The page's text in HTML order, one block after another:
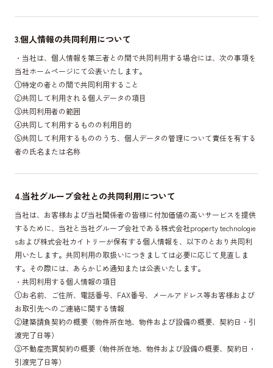
3.個人情報の共同利用について
・当社は、個人情報を第三者との間で共同利用する場合には、次の事項を
当社ホームページにて公表いたします。
①特定の者との間で共同利用すること
②共同して利用される個人データの項目
③共同利用者の範囲
④共同して利用するものの利用目的
⑤共同して利用するもののうち、個人データの管理について責任を有する
者の氏名または名称
4.当社グループ会社との共同利用について
当社は、お客様および当社関係者の皆様に付加価値の高いサービスを提供
するために、当社と当社グループ会社である株式会社property technologie
sおよび株式会社カイトリーが保有する個人情報を、以下のとおり共同利
用いたします。共同利用の取扱いにつきましては必要に応じて見直しま
す。その際には、あらかじめ通知または公表いたします。
・共同利用する個人情報の項目
①お名前、ご住所、電話番号、FAX番号、メールアドレス等お客様および
お取引先へのご連絡に関する情報
②建築請負契約の概要（物件所在地、物件および設備の概要、契約日・引
渡完了日等）
③不動産売買契約の概要（物件所在地、物件および設備の概要、契約日・
引渡完了日等）